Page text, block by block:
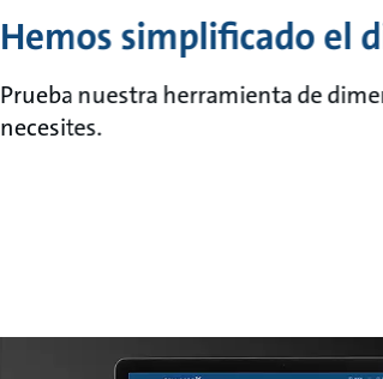
Hemos simplificado el
Prueba nuestra herramienta de
necesites.